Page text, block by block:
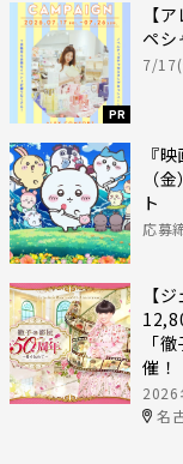
PR
【
ペシ
7/
『
（
ト
応募
【
「
催！
2026
名